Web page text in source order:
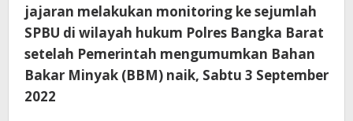
jajaran melakukan monitoring ke sejumlah
SPBU di wilayah hukum Polres Bangka Barat
setelah Pemerintah mengumumkan Bahan
Bakar Minyak (BBM) naik, Sabtu 3 September
2022